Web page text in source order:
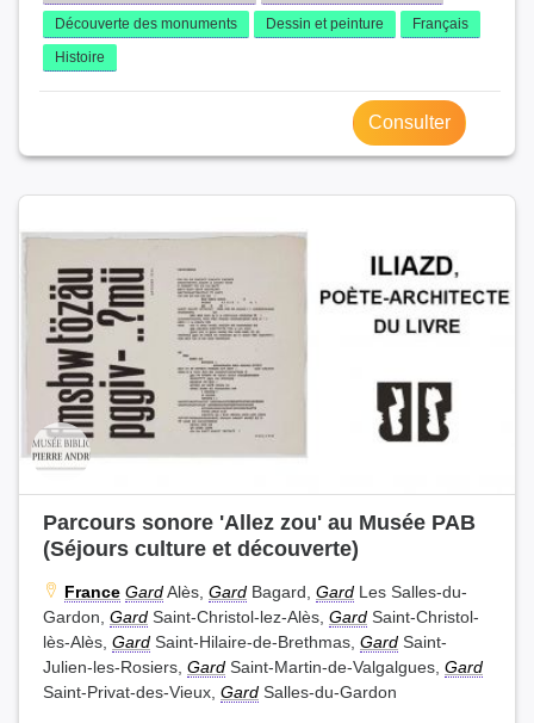
Découverte des monuments
Dessin et peinture
Français
Histoire
Consulter
Parcours sonore 'Allez zou' au Musée PAB
(Séjours culture et découverte)
France GardAlès, Gard Bagard, Gard Les Salles-du-
Gardon, Gard Saint-Christol-lez-Alès, Gard Saint-Christol-
lès-Alès, Gard Saint-Hilaire-de-Brethmas, Gard Saint-
Julien-les-Rosiers, Gard Saint-Martin-de-Valgalgues, Gard
Saint-Privat-des-Vieux, Gard Salles-du-Gardon